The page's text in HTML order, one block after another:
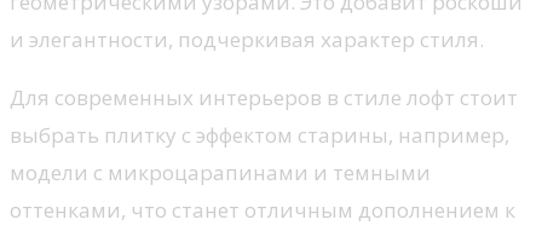
и элегантности, подчеркивая характер стиля.
Для современных интерьеров в стиле лофт стоит
выбрать плитку с эффектом старины, например,
модели с микроцарапинами и темными
оттенками, что станет отличным дополнением к